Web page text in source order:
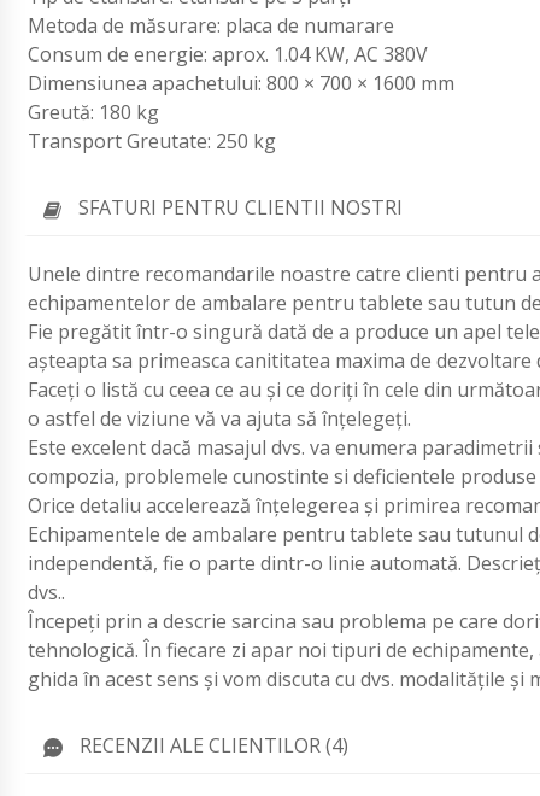
Metoda de măsurare: placa de numarare
Consum de energie: aprox. 1.04 KW, AC 380V
Dimensiunea apachetului: 800 × 700 × 1600 mm
Greută: 180 kg
Transport Greutate: 250 kg
SFATURI PENTRU CLIENTII NOSTRI
Unele dintre recomandarile noastre catre clienti pentru
echipamentelor de ambalare pentru tablete sau tutun
Fie pregătit într-o singură dată de a produce un apel
așteapta sa primeasca canititatea maxima de dezvoltare
Faceți o listă cu ceea ce au și ce doriți în cele din
o astfel de viziune vă va ajuta să înțelegeți.
Este excelent dacă masajul dvs. va enumera
compozia, problemele cunostinte si deficientele
Orice detaliu accelerează înțelegerea și primirea
Echipamentele de ambalare pentru tablete sau tutunul
independentă, fie o parte dintr-o linie automată.
dvs..
Începeți prin a descrie sarcina sau problema pe care
tehnologică. În fiecare zi apar noi tipuri de
ghida în acest sens și vom discuta cu dvs. modalitățile și
RECENZII ALE CLIENTILOR (4)